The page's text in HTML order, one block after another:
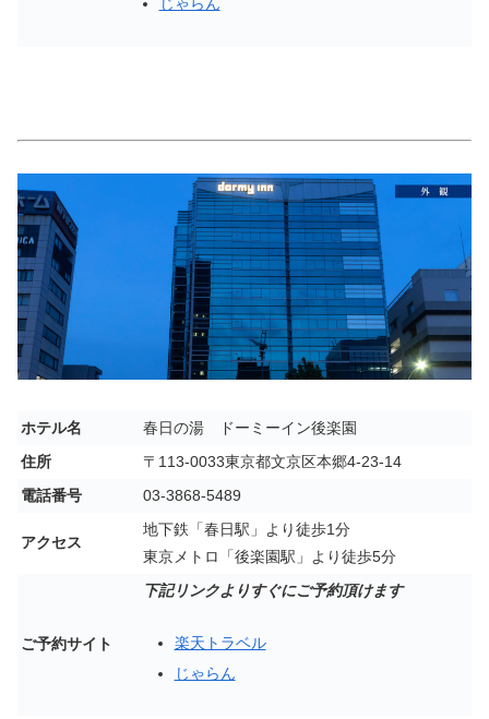
じゃらん
ホテル名
春日の湯 ドーミーイン後楽園
住所
〒113-0033東京都文京区本郷4-23-14
電話番号
03-3868-5489
アクセス
地下鉄「春日駅」より徒歩1分
東京メトロ「後楽園駅」より徒歩5分
ご予約サイト
下記リンクよりすぐにご予約頂けます
楽天トラベル
じゃらん